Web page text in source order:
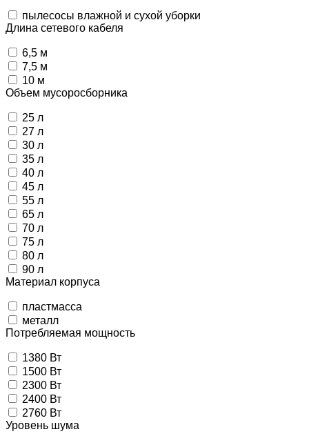
пылесосы влажной и сухой уборки
Длина сетевого кабеля
6,5 м
7,5 м
10 м
Объем мусоросборника
25 л
27 л
30 л
35 л
40 л
45 л
55 л
65 л
70 л
75 л
80 л
90 л
Материал корпуса
пластмасса
металл
Потребляемая мощность
1380 Вт
1500 Вт
2300 Вт
2400 Вт
2760 Вт
Уровень шума